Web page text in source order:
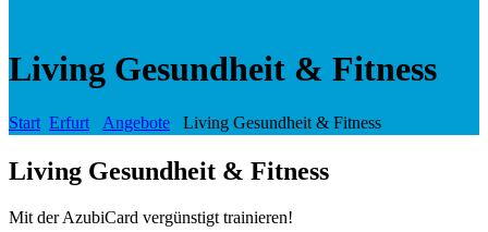
Living Gesundheit & Fitness
Start Erfurt Angebote Living Gesundheit & Fitness
Living Gesundheit & Fitness
Mit der AzubiCard vergünstigt trainieren!